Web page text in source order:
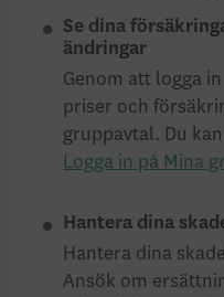
Se dina
ändringar
Genom att logga
priser och
gruppavtal. Du
Logga in på Mina
Hantera dina
Hantera dina
Ansök om